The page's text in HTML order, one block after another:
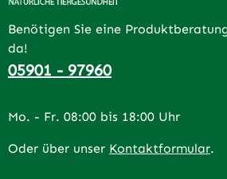
Benötigen Sie eine
da!
05901 - 97960
Mo. - Fr. 08:00 bis 18:00 Uhr
Oder über unser Kontaktformular.